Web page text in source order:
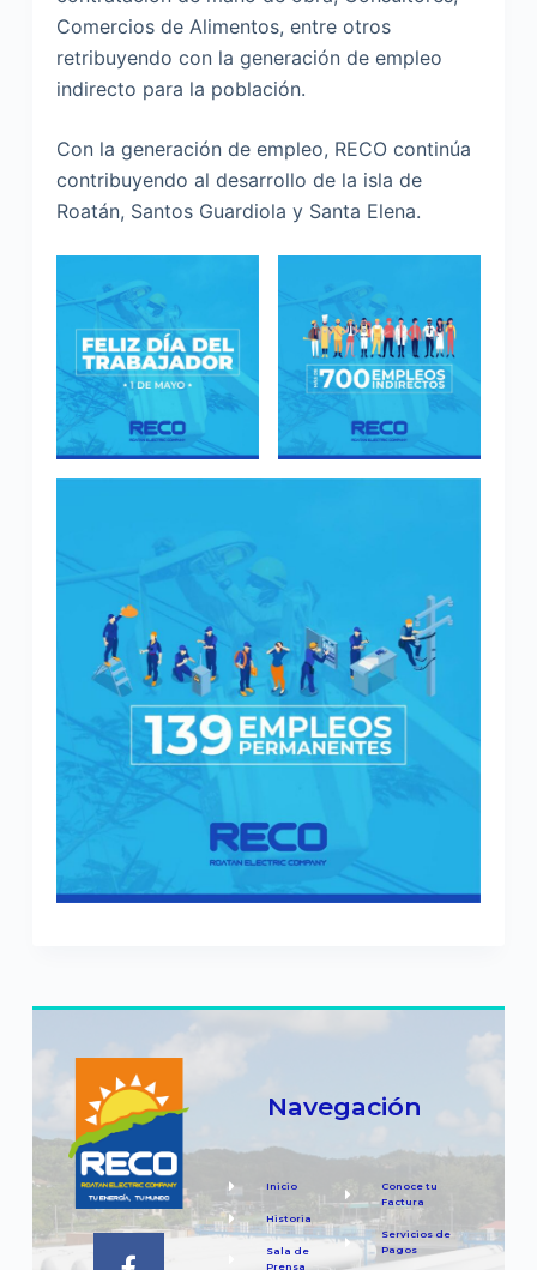
Comercios de Alimentos, entre otros
retribuyendo con la generación de empleo
indirecto para la población.
Con la generación de empleo, RECO continúa
contribuyendo al desarrollo de la isla de
Roatán, Santos Guardiola y Santa Elena.
Navegación
Inicio
Historia
Sala de
Prensa
Conoce tu
Factura
Servicios de
Pagos